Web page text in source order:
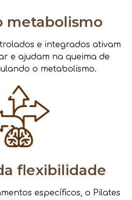
metabolismo
e integrados ativam
e ajudam na queima de
o metabolismo.
flexibilidade
específicos, o Pilates